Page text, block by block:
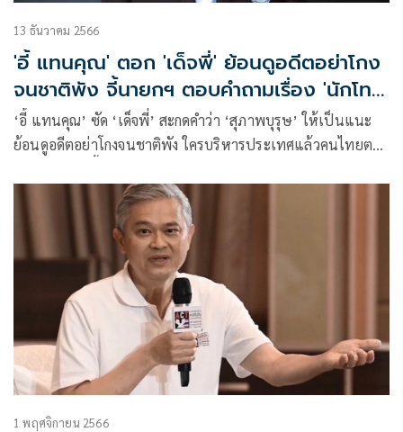
13 ธันวาคม 2566
'อี้ แทนคุณ' ตอก 'เด็จพี่' ย้อนดูอดีตอย่าโกง
จนชาติพัง จี้นายกฯ ตอบคำถามเรื่อง 'นักโทษ
เทวดา'
‘อี้ แทนคุณ’ ซัด ‘เด็จพี่’ สะกดคำว่า ‘สุภาพบุรุษ’ ให้เป็นแนะ
ย้อนดูอดีตอย่าโกงจนชาติพัง ใครบริหารประเทศแล้วคนไทยตาย
:ดูแลประชาชนหรือมีไว้ดูแล ‘นักโทษเทวดา’
1 พฤศจิกายน 2566